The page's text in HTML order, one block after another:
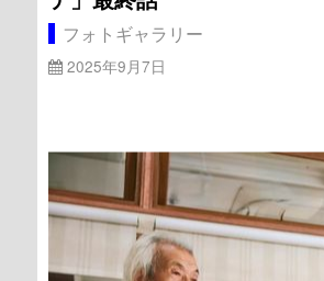
フォトギャラリー
2025年9月7日